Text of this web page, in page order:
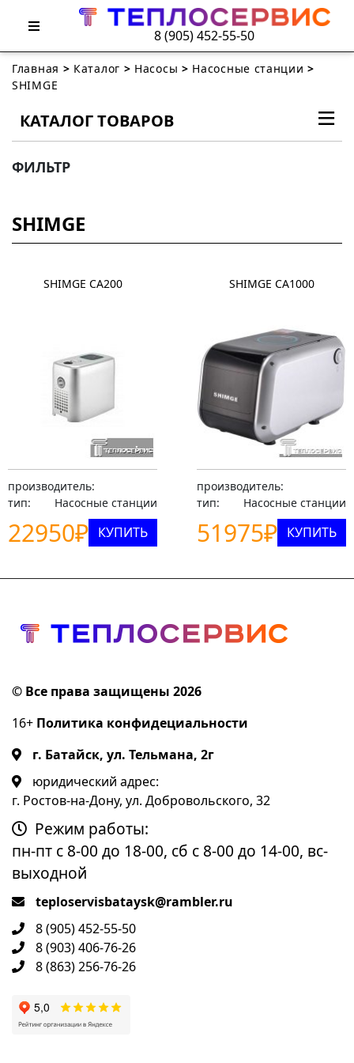
8 (905) 452-55-50
Главная > Каталог > Насосы > Насосные станции >
SHIMGE
КАТАЛОГ ТОВАРОВ
ФИЛЬТР
SHIMGE
SHIMGE CA200
производитель:
тип:
Насосные станции
22950₽ КУПИТЬ
SHIMGE CA1000
производитель:
тип:
Насосные станции
51975₽ КУПИТЬ
© Все права защищены 2026
16+ Политика конфидециальности
г. Батайск, ул. Тельмана, 2г
юридический адрес:
г. Ростов-на-Дону, ул. Добровольского, 32
Режим работы:
пн-пт с 8-00 до 18-00, сб с 8-00 до 14-00, вс-
выходной
teploservisbataysk@rambler.ru
8 (905) 452-55-50
8 (903) 406-76-26
8 (863) 256-76-26